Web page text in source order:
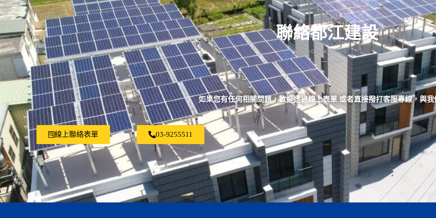
聯絡都江建設
CONTACT US
如果您有任何相關問題，歡迎透過線上表單 或者直接撥打客服專線，與我
線上聯絡表單 03-9255511